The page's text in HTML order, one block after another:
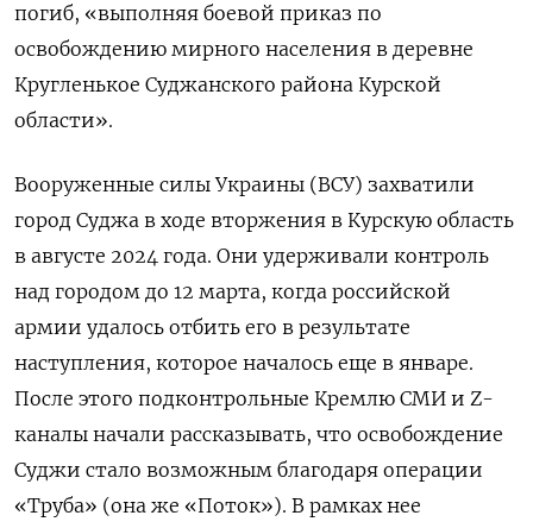
погиб, «выполняя боевой приказ по
освобождению мирного населения в деревне
Кругленькое Суджанского района Курской
области».
Вооруженные силы Украины (ВСУ) захватили
город Суджа в ходе вторжения в Курскую область
в августе 2024 года. Они удерживали контроль
над городом до 12 марта, когда российской
армии удалось отбить его в результате
наступления, которое началось еще в январе.
После этого подконтрольные Кремлю СМИ и Z-
каналы начали рассказывать, что освобождение
Суджи стало возможным благодаря операции
«Труба» (она же «Поток»). В рамках нее